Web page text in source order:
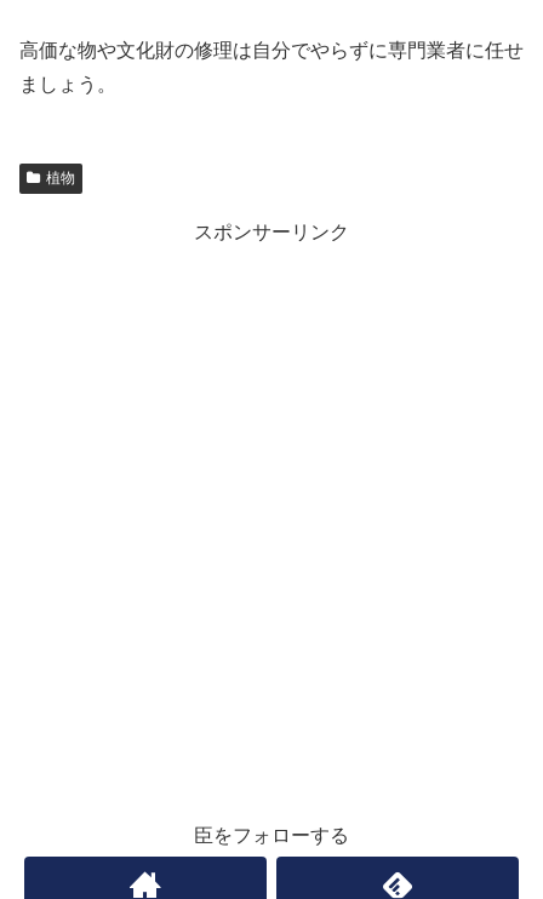
高価な物や文化財の修理は自分でやらずに専門業者に任せ
ましょう。
植物
スポンサーリンク
臣をフォローする